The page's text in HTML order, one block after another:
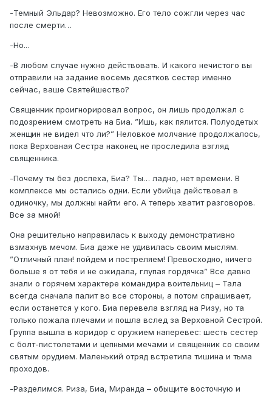
-Темный Эльдар? Невозможно. Его тело сожгли через час
после смерти…
-Но...
-В любом случае нужно действовать. И какого нечистого вы
отправили на задание восемь десятков сестер именно
сейчас, ваше Святейшество?
Священник проигнорировал вопрос, он лишь продолжал с
подозрением смотреть на Биа. ”Ишь, как пялится. Полуодетых
женщин не видел что ли?” Неловкое молчание продолжалось,
пока Верховная Сестра наконец не проследила взгляд
священника.
-Почему ты без доспеха, Биа? Ты… ладно, нет времени. В
комплексе мы остались одни. Если убийца действовал в
одиночку, мы должны найти его. А теперь хватит разговоров.
Все за мной!
Она решительно направилась к выходу демонстративно
взмахнув мечом. Биа даже не удивилась своим мыслям.
”Отличный план! пойдем и постреляем! Превосходно, ничего
больше я от тебя и не ожидала, глупая гордячка” Все давно
знали о горячем характере командира воительниц – Тала
всегда сначала палит во все стороны, а потом спрашивает,
если останется у кого. Биа перевела взгляд на Ризу, но та
только пожала плечами и пошла вслед за Верховной Сестрой.
Группа вышла в коридор с оружием наперевес: шесть сестер
с болт-пистолетами и цепными мечами и священник со своим
святым орудием. Маленький отряд встретила тишина и тьма
проходов.
-Разделимся. Риза, Биа, Миранда – обыщите восточную и